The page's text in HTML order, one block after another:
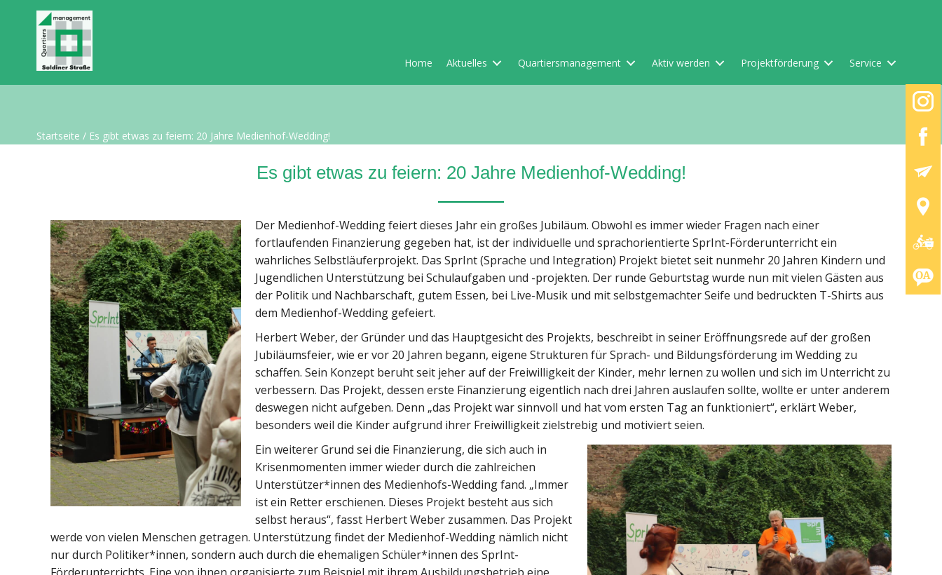
Home Aktuelles Quartiersmanagement Aktiv werden Projektförderung Service
Startseite / Es gibt etwas zu feiern: 20 Jahre Medienhof-Wedding!
Es gibt etwas zu feiern: 20 Jahre Medienhof-Wedding!
Der Medienhof-Wedding feiert dieses Jahr ein großes Jubiläum. Obwohl es immer wieder Fragen nach einer
fortlaufenden Finanzierung gegeben hat, ist der individuelle und sprachorientierte SprInt-Förderunterricht ein
wahrliches Selbstläuferprojekt. Das SprInt (Sprache und Integration) Projekt bietet seit nunmehr 20 Jahren Kindern und
Jugendlichen Unterstützung bei Schulaufgaben und -projekten. Der runde Geburtstag wurde nun mit vielen Gästen aus
der Politik und Nachbarschaft, gutem Essen, bei Live-Musik und mit selbstgemachter Seife und bedruckten T-Shirts aus
dem Medienhof-Wedding gefeiert.
Herbert Weber, der Gründer und das Hauptgesicht des Projekts, beschreibt in seiner Eröffnungsrede auf der großen
Jubiläumsfeier, wie er vor 20 Jahren begann, eigene Strukturen für Sprach- und Bildungsförderung im Wedding zu
schaffen. Sein Konzept beruht seit jeher auf der Freiwilligkeit der Kinder, mehr lernen zu wollen und sich im Unterricht zu
verbessern. Das Projekt, dessen erste Finanzierung eigentlich nach drei Jahren auslaufen sollte, wollte er unter anderem
deswegen nicht aufgeben. Denn „das Projekt war sinnvoll und hat vom ersten Tag an funktioniert“, erklärt Weber,
besonders weil die Kinder aufgrund ihrer Freiwilligkeit zielstrebig und motiviert seien.
Ein weiterer Grund sei die Finanzierung, die sich auch in
Krisenmomenten immer wieder durch die zahlreichen
Unterstützer*innen des Medienhofs-Wedding fand. „Immer
ist ein Retter erschienen. Dieses Projekt besteht aus sich
selbst heraus“, fasst Herbert Weber zusammen. Das Projekt
werde von vielen Menschen getragen. Unterstützung findet der Medienhof-Wedding nämlich nicht
nur durch Politiker*innen, sondern auch durch die ehemaligen Schüler*innen des SprInt-